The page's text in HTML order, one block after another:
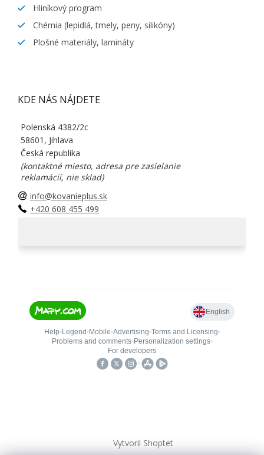
Hliníkový program
Chémia (lepidlá, tmely, peny, silikóny)
Plošné materiály, lamináty
KDE NÁS NÁJDETE
Polenská 4382/2c
58601, Jihlava
Česká republika
(kontaktné miesto, adresa pre zasielanie
reklamácií, nie sklad)
info@kovanieplus.sk
+420 608 455 499
Vytvoril Shoptet